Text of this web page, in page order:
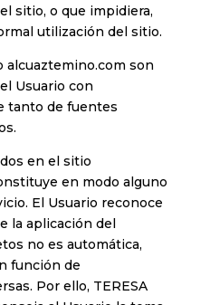
sitio, o que impidiera,
utilización del sitio.
alcuaztemino.com son
Usuario con
tanto de fuentes
en el sitio
en modo alguno
El Usuario reconoce
la aplicación del
no es automática,
función de
Por ello, TERESA